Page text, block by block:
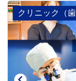
介護